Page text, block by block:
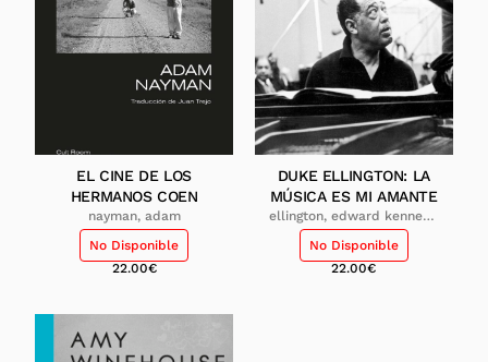
EL CINE DE LOS
HERMANOS COEN
nayman, adam
No Disponible
22.00€
DUKE ELLINGTON: LA
MÚSICA ES MI AMANTE
ellington, edward kennedy
(duke)
No Disponible
22.00€